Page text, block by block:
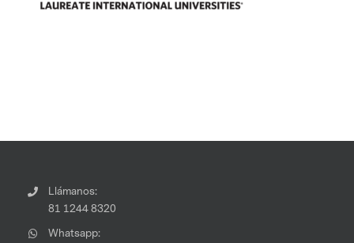
Llámanos:
81 1244 8320
Whatsapp: